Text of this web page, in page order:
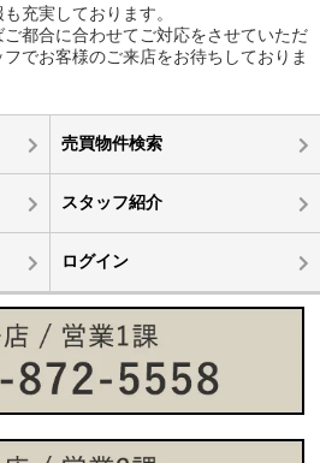
充実しております。
都合に合わせてご対応をさせていただ
でお客様のご来店をお待ちしておりま
売買物件検索
スタッフ紹介
ログイン